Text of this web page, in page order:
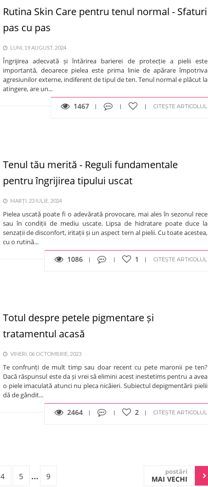
Rutina Skin Care pentru tenul normal - Sfaturi
pas cu pas
LUNI, 19 AUGUST, 2024
Îngrijirea adecvată și întărirea barierei de protecție a pielii este
importantă, deoarece pielea este prima linie de apărare împotriva
agresiunilor externe, indiferent de tipul de ten. Tenul normal e plăcut la
atingere, are un...
CITEȘTE ARTICOLUL
1467
Tenul tău merită - Reguli fundamentale
pentru îngrijirea tipului uscat
MARȚI, 23 IULIE, 2024
Pielea uscată poate fi o adevărată provocare, mai ales în sezonul rece
sau în condiții de mediu uscate. Lipsa de hidratare poate duce la
senzații de disconfort, iritații și un aspect tern al pielii. Cu toate acestea,
cu o rutină...
CITEȘTE ARTICOLUL
1086 1
Totul despre petele pigmentare și
tratamentul acasă
VINERI, 06 OCTOMBRIE, 2023
Te confrunți de mult timp sau doar recent cu pete maronii pe ten?
Dacă răspunsul este da și vrei să elimini acest inestetims pentru a avea
o piele imaculată atunci nu pleca nicăieri. Subiectul depigmentării pielii
dă de gândit...
CITEȘTE ARTICOLUL
2464 2
4 5 ... 9 postări
MAI VECHI